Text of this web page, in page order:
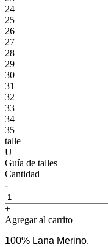
24
25
26
27
28
29
30
31
32
33
34
35
talle
U
Guía de talles
Cantidad
-
+
Agregar al carrito
100% Lana Merino.